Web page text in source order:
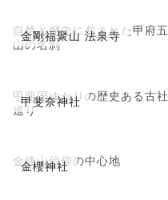
金剛福聚山 法泉寺
自然と歴史に包まれた甲府五
山の名刹
甲斐奈神社
甲斐国ゆかりの歴史ある古社
巡り
金櫻神社
金峰山信仰の中心地